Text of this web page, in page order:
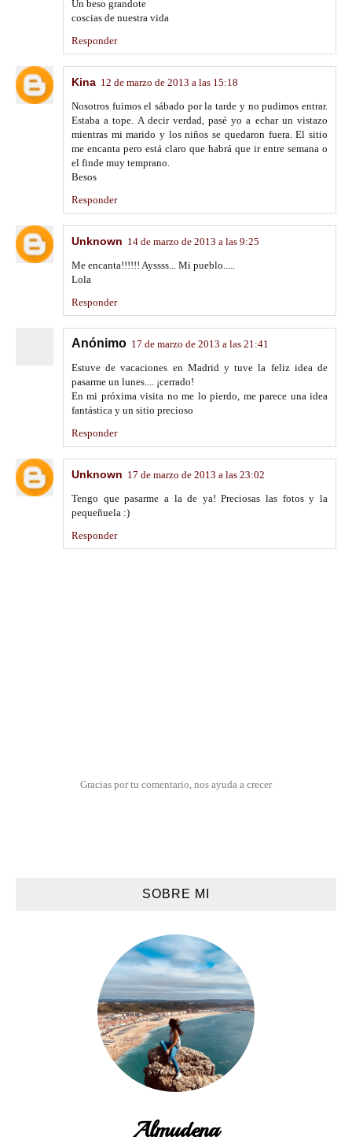
Un beso grandote
coscias de nuestra vida
Responder
Kina 12 de marzo de 2013 a las 15:18
Nosotros fuimos el sábado por la tarde y no pudimos entrar.
Estaba a tope. A decir verdad, pasé yo a echar un vistazo
mientras mi marido y los niños se quedaron fuera. El sitio
me encanta pero está claro que habrá que ir entre semana o
el finde muy temprano.
Besos
Responder
Unknown 14 de marzo de 2013 a las 9:25
Me encanta!!!!!! Ayssss... Mi pueblo.....
Lola
Responder
Anónimo 17 de marzo de 2013 a las 21:41
Estuve de vacaciones en Madrid y tuve la feliz idea de
pasarme un lunes.... ¡cerrado!
En mi próxima visita no me lo pierdo, me parece una idea
fantástica y un sitio precioso
Responder
Unknown 17 de marzo de 2013 a las 23:02
Tengo que pasarme a la de ya! Preciosas las fotos y la
pequeñuela :)
Responder
Gracias por tu comentario, nos ayuda a crecer
SOBRE MI
Almudena